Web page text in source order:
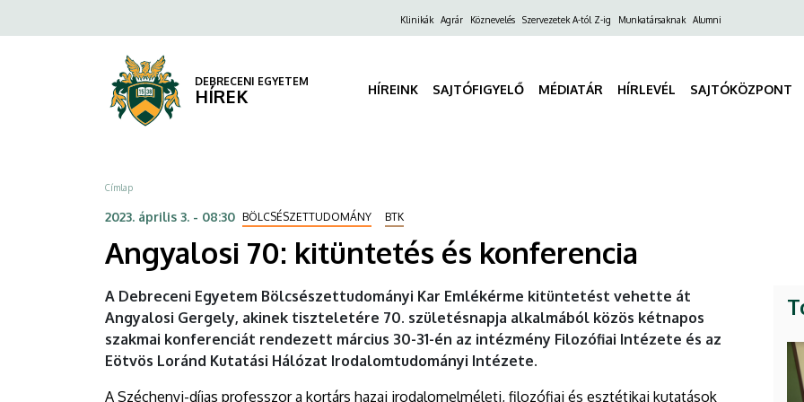
kitüntetés
DEBRECENI
EGYETEM
a
FelsőKlinikák Agrár Köznevelés Szervezetek A-tól Z-ig Munkatársaknak Alumni
DEBRECENI EGYETEM
HÍREK HÍREINK SAJTÓFIGYELŐ MÉDIATÁR HÍRLEVÉL SAJTÓKÖZPONT
Morzsa
Címlap
2023. április 3. - 08:30 BÖLCSÉSZETTUDOMÁNY BTK
Angyalosi 70: kitüntetés és konferencia
A Debreceni Egyetem Bölcsészettudományi Kar Emlékérme kitüntetést vehette át
Angyalosi Gergely, akinek tiszteletére 70. születésnapja alkalmából közös kétnapos
szakmai konferenciát rendezett március 30-31-én az intézmény Filozófiai Intézete és az
Eötvös Loránd Kutatási Hálózat Irodalomtudományi Intézete.
A Széchenyi-díjas professzor a kortárs hazai irodalomelméleti, filozófiai és esztétikai kutatások